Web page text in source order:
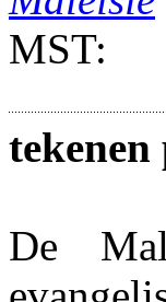
MST:
tekenen
De